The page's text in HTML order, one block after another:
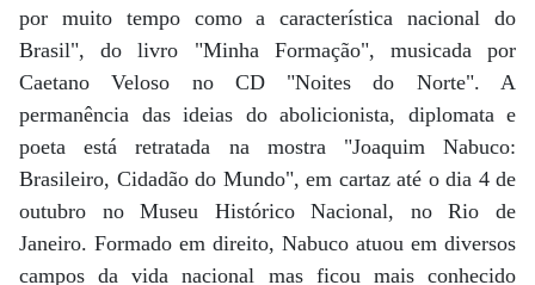
por muito tempo como a característica nacional do
Brasil", do livro "Minha Formação", musicada por
Caetano Veloso no CD "Noites do Norte". A
permanência das ideias do abolicionista, diplomata e
poeta está retratada na mostra "Joaquim Nabuco:
Brasileiro, Cidadão do Mundo", em cartaz até o dia 4 de
outubro no Museu Histórico Nacional, no Rio de
Janeiro. Formado em direito, Nabuco atuou em diversos
campos da vida nacional mas ficou mais conhecido